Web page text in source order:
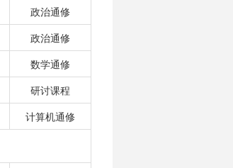
政治通修
政治通修
数学通修
研讨课程
计算机通修